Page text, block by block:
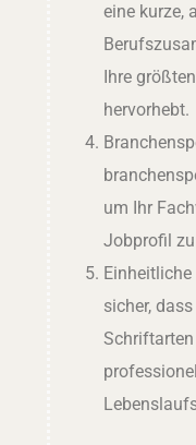
eine kurze,
Ihre
hervorhebt.
um Ihr
Jobprofil
sicher,